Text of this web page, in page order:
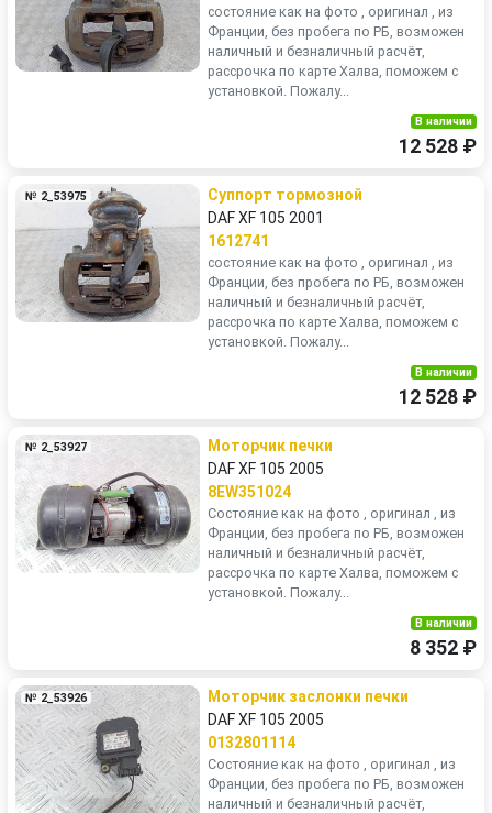
состояние как на фото , оригинал , из
Франции, без пробега по РБ, возможен
наличный и безналичный расчёт,
рассрочка по карте Халва, поможем с
установкой. Пожалу...
В наличии
12 528 ₽
№ 2_53975
Суппорт тормозной
DAF XF 105 2001
1612741
состояние как на фото , оригинал , из
Франции, без пробега по РБ, возможен
наличный и безналичный расчёт,
рассрочка по карте Халва, поможем с
установкой. Пожалу...
В наличии
12 528 ₽
№ 2_53927
Моторчик печки
DAF XF 105 2005
8EW351024
Состояние как на фото , оригинал , из
Франции, без пробега по РБ, возможен
наличный и безналичный расчёт,
рассрочка по карте Халва, поможем с
установкой. Пожалу...
В наличии
8 352 ₽
№ 2_53926
Моторчик заслонки печки
DAF XF 105 2005
0132801114
Состояние как на фото , оригинал , из
Франции, без пробега по РБ, возможен
наличный и безналичный расчёт,